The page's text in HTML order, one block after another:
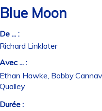
Moon
... :
Linklater
... :
Hawke, Bobby
: